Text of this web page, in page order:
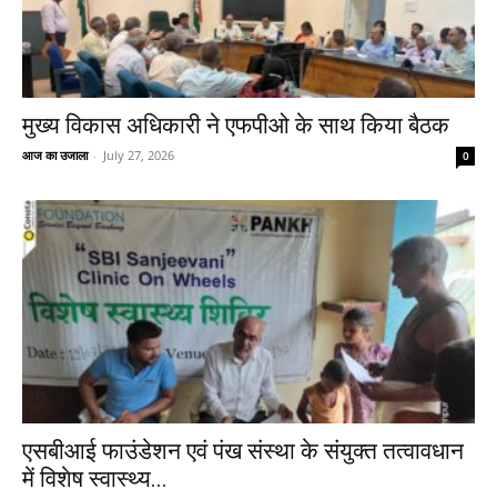
मुख्य विकास अधिकारी ने एफपीओ के साथ किया बैठक
आज का उजाला - July 27, 2026 0
एसबीआई फाउंडेशन एवं पंख संस्था के संयुक्त तत्वावधान
में विशेष स्वास्थ्य...